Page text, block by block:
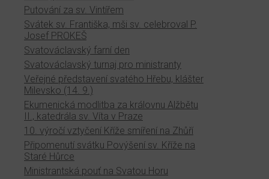
Putování za sv. Vintířem
Svátek sv. Františka, mši sv. celebroval P.
Josef PROKEŠ
Svatováclavský farní den
Svatováclavský turnaj pro ministranty
Veřejné představení svatého Hřebu, klášter
Milevsko (14. 9.)
Ekumenická modlitba za královnu Alžbětu
II., katedrála sv. Víta v Praze
10. výročí vztyčení Kříže smíření na Zhůří
Připomenutí svátku Povýšení sv. Kříže na
Staré Hůrce
Ministrantská pouť na Svatou Horu